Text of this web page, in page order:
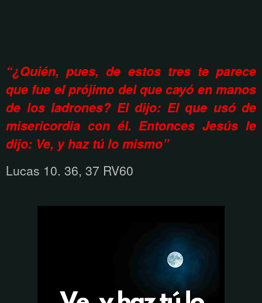
“¿Quién, pues, de estos tres te parece
que fue el prójimo del que cayó en manos
de los ladrones? El dijo: El que usó de
misericordia con él. Entonces Jesús le
dijo: Ve, y haz tú lo mismo”
Lucas 10. 36, 37 RV60